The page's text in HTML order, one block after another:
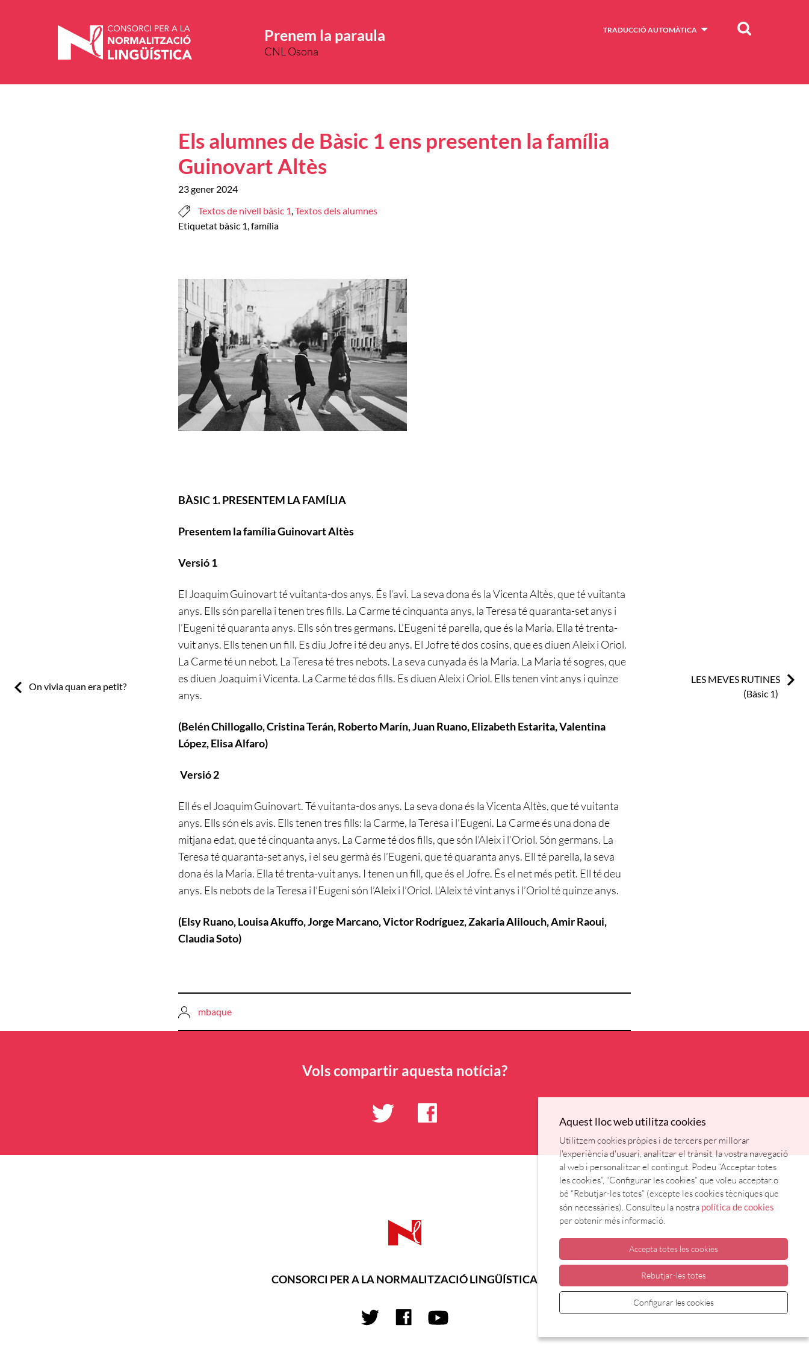
Prenem la paraula
CNL Osona
TRADUCCIÓ AUTOMÀTICA Cercar
Els alumnes de Bàsic 1 ens presenten la família
Guinovart Altès
23 gener 2024
Textos de nivell bàsic 1,Textos dels alumnes
Etiquetat bàsic 1,família
BÀSIC 1. PRESENTEM LA FAMÍLIA
Presentem la família Guinovart Altès
Versió 1
El Joaquim Guinovart té vuitanta-dos anys. És l’avi. La seva dona és la Vicenta Altès, que té vuitanta
anys. Ells són parella i tenen tres fills. La Carme té cinquanta anys, la Teresa té quaranta-set anys i
l’Eugeni té quaranta anys. Ells són tres germans. L’Eugeni té parella, que és la Maria. Ella té trenta-
vuit anys. Ells tenen un fill. Es diu Jofre i té deu anys. El Jofre té dos cosins, que es diuen Aleix i Oriol.
La Carme té un nebot. La Teresa té tres nebots. La seva cunyada és la Maria. La Maria té sogres, que
es diuen Joaquim i Vicenta. La Carme té dos fills. Es diuen Aleix i Oriol. Ells tenen vint anys i quinze
anys.
(Belén Chillogallo, Cristina Terán, Roberto Marín, Juan Ruano, Elizabeth Estarita, Valentina
López, Elisa Alfaro)
Versió 2
Ell és el Joaquim Guinovart. Té vuitanta-dos anys. La seva dona és la Vicenta Altès, que té vuitanta
anys. Ells són els avis. Ells tenen tres fills: la Carme, la Teresa i l’Eugeni. La Carme és una dona de
mitjana edat, que té cinquanta anys. La Carme té dos fills, que són l’Aleix i l’Oriol. Són germans. La
Teresa té quaranta-set anys, i el seu germà és l’Eugeni, que té quaranta anys. Ell té parella, la seva
dona és la Maria. Ella té trenta-vuit anys. I tenen un fill, que és el Jofre. És el net més petit. Ell té deu
anys. Els nebots de la Teresa i l’Eugeni són l’Aleix i l’Oriol. L’Aleix té vint anys i l’Oriol té quinze anys.
(Elsy Ruano, Louisa Akuffo, Jorge Marcano, Victor Rodríguez, Zakaria Alilouch, Amir Raoui,
Claudia Soto)
mbaque
Previous:
On vivia quan era petit?
Next:
LES MEVES RUTINES
(Bàsic 1)
Vols compartir aquesta notícia?
CONSORCI PER A LA NORMALITZACIÓ LINGÜÍSTICA
Aquest lloc web utilitza cookies
Utilitzem cookies pròpies i de tercers per millorar
l'experiència d'usuari, analitzar el trànsit, la vostra navegació
al web i personalitzar el contingut. Podeu “Acceptar totes
les cookies”, “Configurar les cookies” que voleu acceptar o
bé “Rebutjar-les totes” (excepte les cookies tècniques que
són necessàries). Consulteu la nostra política de cookies
per obtenir més informació.
Accepta totes les cookies
Rebutjar-les totes
Configurar les cookies